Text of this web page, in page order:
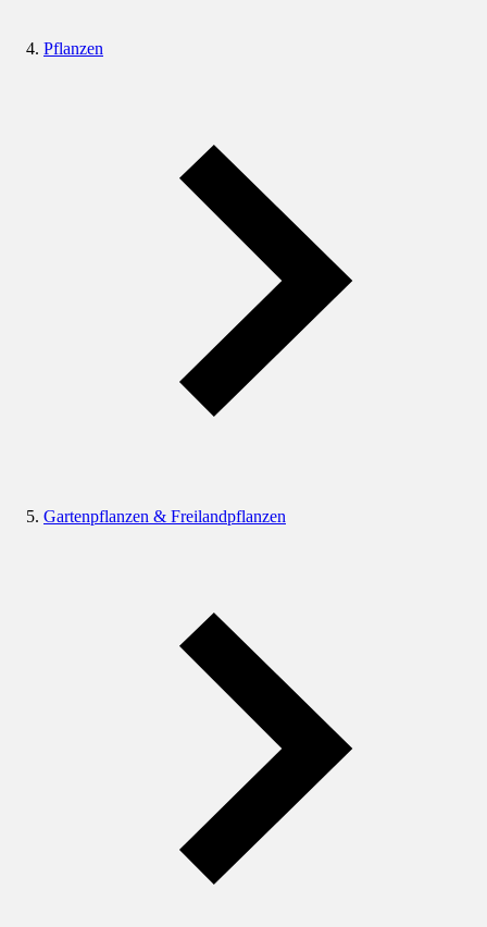
Pflanzen
Gartenpflanzen & Freilandpflanzen